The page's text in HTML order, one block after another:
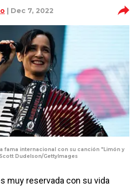
| Dec 7, 2022
fama internacional con su canción "Limón y
Dudelson/GettyImages
muy reservada con su vida